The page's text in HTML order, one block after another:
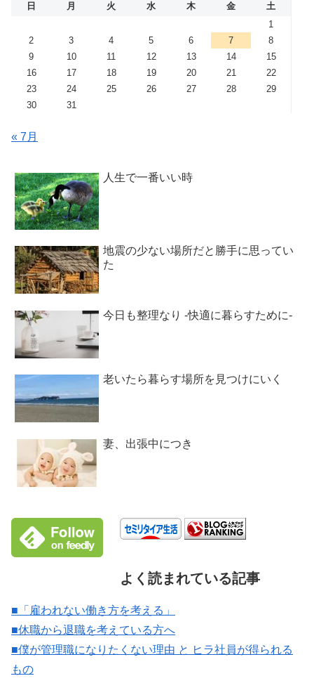
日 月 火 水 木 金
土
1
2
3 4 5 6 7
8
9
10 11 12 13 14
15
16
17 18 19 20 21
22
23
24 25 26 27 28
29
30
31
« 7月
人生で一番いい時
地震の少ない場所だと勝手に思ってい
た
今日も整理なり -快適に暮らすために-
老いたら暮らす場所を見つけにいく
妻、出張中につき
よく読まれている記事
■「雇われない働き方を考える」
■休職から退職を考えている方へ
■僕が管理職になりたくない理由 と ヒラ社員が得られる
もの